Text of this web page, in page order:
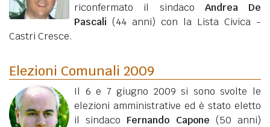
riconfermato il sindaco Andrea De
Pascali (44 anni) con la Lista Civica -
Castri Cresce.
Elezioni Comunali 2009
Il 6 e 7 giugno 2009 si sono svolte le
elezioni amministrative ed è stato eletto
il sindaco Fernando Capone (50 anni)